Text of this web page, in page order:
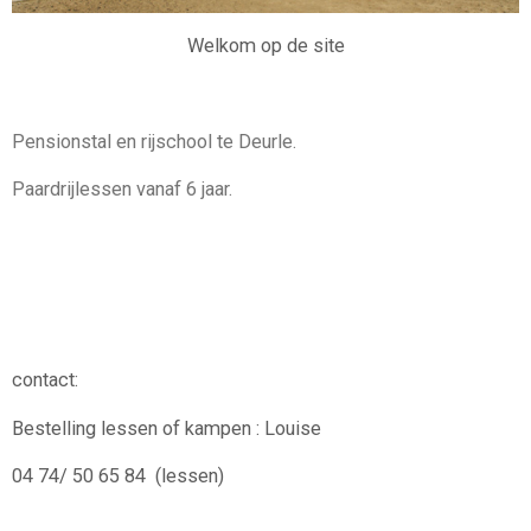
Welkom op de site
Pensionstal en rijschool te Deurle.
Paardrijlessen vanaf 6 jaar.
contact:
Bestelling lessen of kampen : Louise
04 74/ 50 65 84 (lessen)